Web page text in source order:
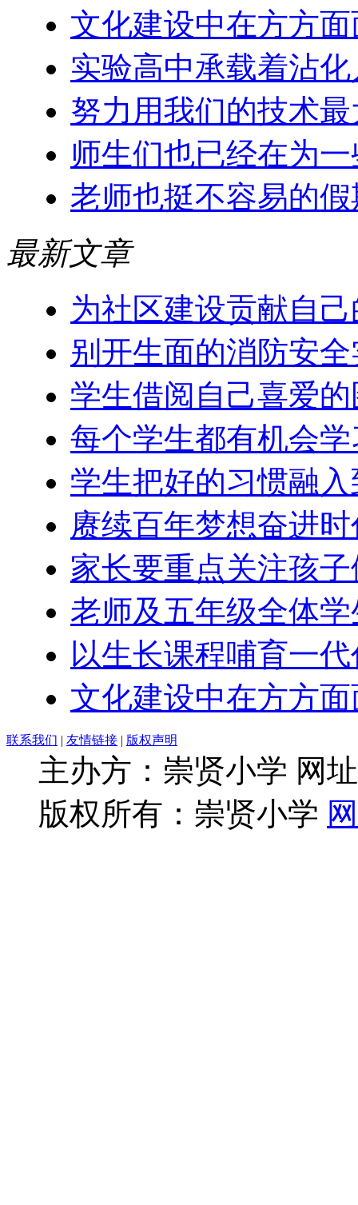
文化建设中在方方
实验高中承载着沾
努力用我们的技术
师生们也已经在为
老师也挺不容易的
最新文章
为社区建设贡献自
别开生面的消防安
学生借阅自己喜爱
每个学生都有机会
学生把好的习惯融
赓续百年梦想奋进
家长要重点关注孩
老师及五年级全体
以生长课程哺育一
文化建设中在方方
联系我们 | 友情链接 | 版权声明
主办方：崇贤小学 网
版权所有：崇贤小学